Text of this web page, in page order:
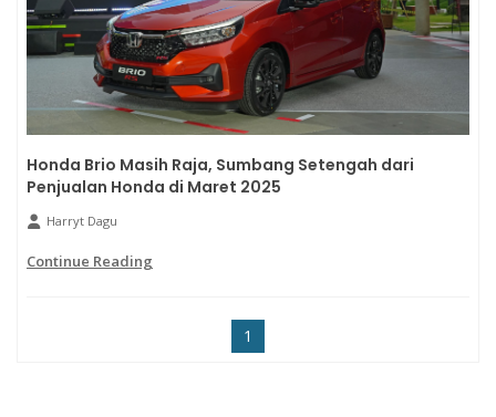
Honda Brio Masih Raja, Sumbang Setengah dari
Penjualan Honda di Maret 2025
Harryt Dagu
Continue Reading
1